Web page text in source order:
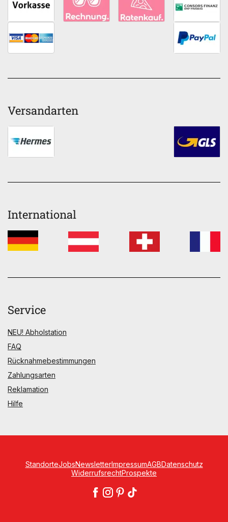
Versandarten
International
Service
NEU! Abholstation
FAQ
Rücknahmebestimmungen
Zahlungsarten
Reklamation
Hilfe
StandorteJobsNewsletterImpressumAGBDatenschutz
WiderrufsrechtProspekte